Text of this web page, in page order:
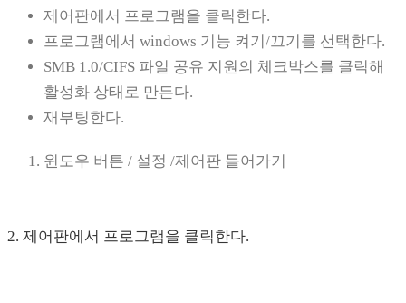
제어판에서 프로그램을 클릭한다.
프로그램에서 windows 기능 켜기/끄기를 선택한다.
SMB 1.0/CIFS 파일 공유 지원의 체크박스를 클릭해
활성화 상태로 만든다.
재부팅한다.
윈도우 버튼 / 설정 /제어판 들어가기
2. 제어판에서 프로그램을 클릭한다.